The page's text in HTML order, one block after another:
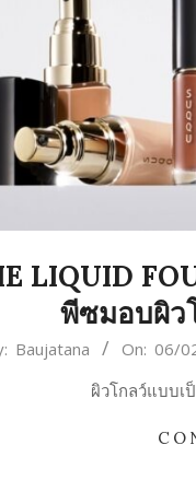
LIQUID
พีซมอบผิว
Baujatana On: 06/
ผิวโกลว์แบบเ